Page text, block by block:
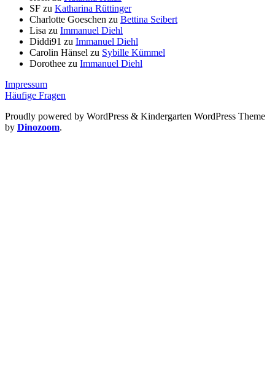
SF zu Katharina Rüttinger
Charlotte Goeschen zu Bettina Seibert
Lisa zu Immanuel Diehl
Diddi91 zu Immanuel Diehl
Carolin Hänsel zu Sybille Kümmel
Dorothee zu Immanuel Diehl
Impressum
Häufige Fragen
Proudly powered by WordPress & Kindergarten WordPress Theme
by Dinozoom.